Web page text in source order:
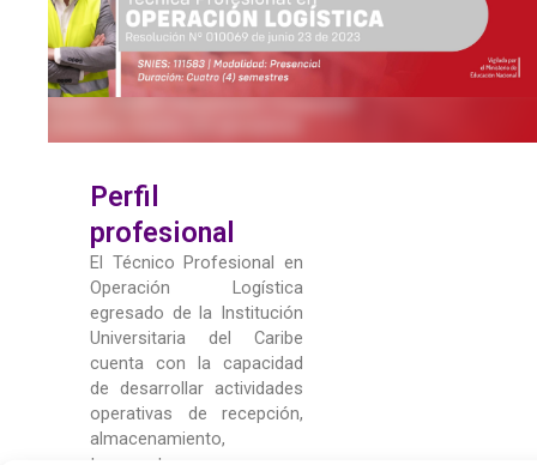
Perfil
profesional
El Técnico Profesional en
Operación Logística
egresado de la Institución
Universitaria del Caribe
cuenta con la capacidad
de desarrollar actividades
operativas de recepción,
almacenamiento,